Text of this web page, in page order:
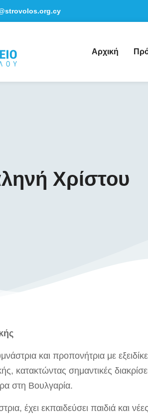
Αρχική
Χρίστου
και προπονήτρια με
κατακτώντας σημαντικές
στη Βουλγαρία.
έχει εκπαιδεύσει παιδιά και